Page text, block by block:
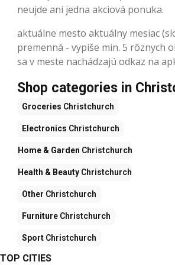
neujde ani jedna akciová ponuka.
aktuálne mesto aktuálny mesiac
premenná - vypíše min. 5 rôznych
sa v meste nachádzajú odkaz na
Shop categories in
Groceries Christchurch
Electronics Christchurch
Home & Garden Christchurch
Health & Beauty Christchurch
Other Christchurch
Furniture Christchurch
Sport Christchurch
TOP CITIES